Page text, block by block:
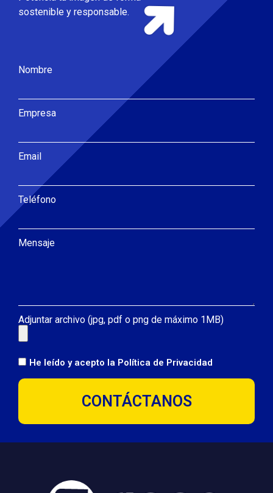
sostenible y responsable.
Nombre
Empresa
Email
Teléfono
Mensaje
Adjuntar archivo (jpg, pdf o png de máximo 1MB)
He leído y acepto la Política de Privacidad
CONTÁCTANOS